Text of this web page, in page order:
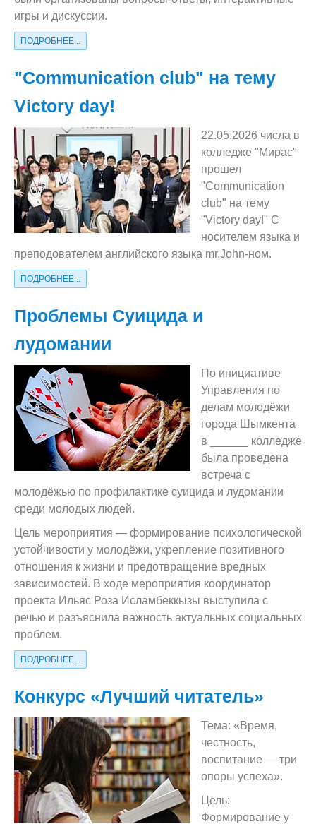
игры и дискуссии.
ПОДРОБНЕЕ...
"Communication club" на тему
Victory day!
22.05.2026 числа в
колледже "Мирас"
прошел
"Communication
club" на тему
"Victory day!" С
носителем языка и
преподователем английского языка mr.John-ном.
ПОДРОБНЕЕ...
Проблемы Суицида и
лудомании
По инициативе
Управления по
делам молодёжи
города Шымкента
в ______ колледже
была проведена
встреча с
молодёжью по профилактике суицида и лудомании
среди молодых людей.
Цель мероприятия — формирование психологической
устойчивости у молодёжи, укрепление позитивного
отношения к жизни и предотвращение вредных
зависимостей. В ходе мероприятия координатор
проекта Ильяс Роза Исламбеккызы выступила с
речью и разъяснила важность актуальных социальных
проблем.
ПОДРОБНЕЕ...
Конкурс «Лучший читатель»
Тема: «Время,
честность,
воспитание — три
опоры успеха».
Цель:
Формирование у